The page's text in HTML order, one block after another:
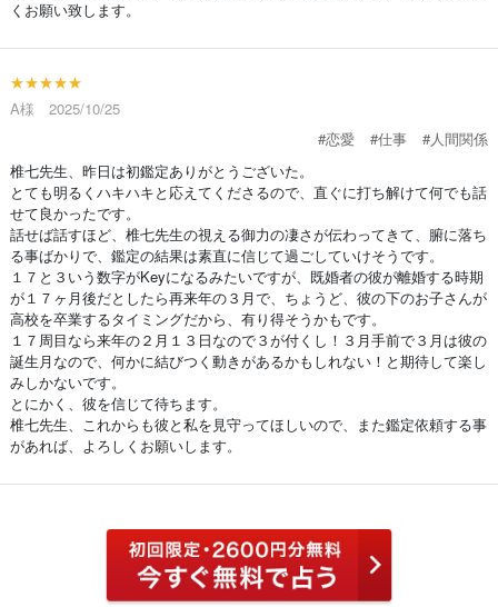
くお願い致します。
★★★★★
A様 2025/10/25
#恋愛
#仕事
#人間関係
椎七先生、昨日は初鑑定ありがとうございた。
とても明るくハキハキと応えてくださるので、直ぐに打ち解けて何でも話
せて良かったです。
話せば話すほど、椎七先生の視える御力の凄さが伝わってきて、腑に落ち
る事ばかりで、鑑定の結果は素直に信じて過ごしていけそうです。
１７と３いう数字がKeyになるみたいですが、既婚者の彼が離婚する時期
が１７ヶ月後だとしたら再来年の３月で、ちょうど、彼の下のお子さんが
高校を卒業するタイミングだから、有り得そうかもです。
１７周目なら来年の２月１３日なので３が付くし！３月手前で３月は彼の
誕生月なので、何かに結びつく動きがあるかもしれない！と期待して楽し
みしかないです。
とにかく、彼を信じて待ちます。
椎七先生、これからも彼と私を見守ってほしいので、また鑑定依頼する事
があれば、よろしくお願いします。